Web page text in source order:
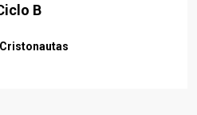
B
Cristonautas